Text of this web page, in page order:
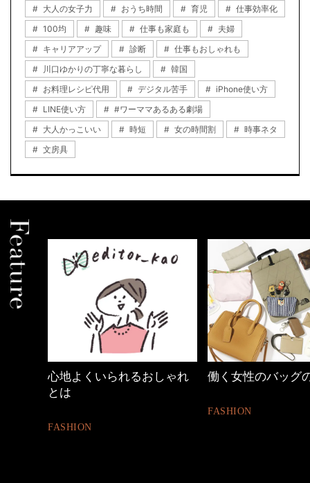
大人の女子力
おうち時間 育児
仕事効率化
100均
趣味 仕事も家庭も
夫婦
キャリアアップ
診断
仕事もおしゃれも
川口ゆかりの丁寧な暮らし
韓国
お料理レシピ代用
デジタル苦手
iPhone使い方
LINE使い方
#ワーママあるある劇場
大人かっこいい
時短 女の時間割
時事ネタ
文房具
心地よくいられるおしゃれ
とは
FASHION
働く女性のバッグ
FASHION